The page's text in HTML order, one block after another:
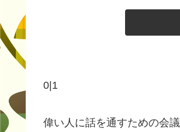
0|1
偉い人に話を通すための会